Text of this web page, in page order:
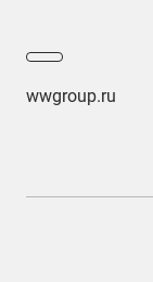
wwgroup.ru